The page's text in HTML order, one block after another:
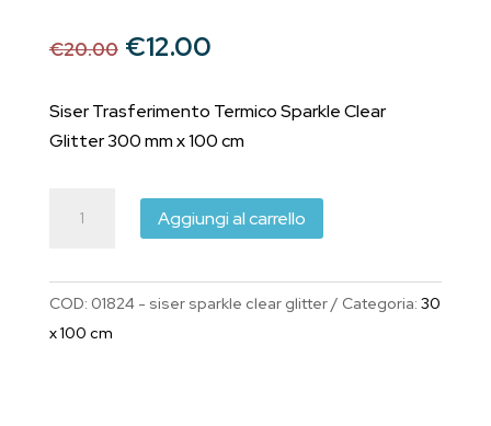
€20.00 Il
originale
era:
€12.00Il
attuale
è:
Siser Trasferimento Termico Sparkle Clear
Glitter 300 mm x 100 cm
Trasferimento
Aggiungi al carrello
COD: 01824 - siser sparkle clear glitter Categoria: 30
x 100 cm